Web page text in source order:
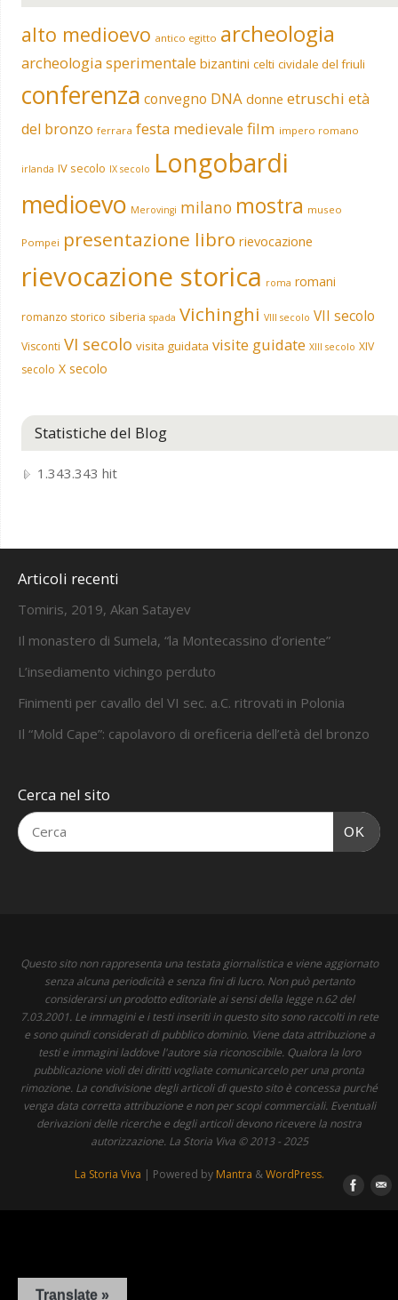
alto medioevo antico egitto archeologia
archeologia sperimentale bizantini celti cividale del friuli
conferenza convegno DNA donne etruschi età
del bronzo ferrara festa medievale film impero romano
irlanda IV secolo IX secolo Longobardi
medioevo Merovingi milano mostra museo
Pompei presentazione libro rievocazione
rievocazione storica roma romani
romanzo storico siberia spada Vichinghi VIII secolo VII secolo
Visconti VI secolo visita guidata visite guidate XIII secolo XIV
secolo X secolo
Statistiche del Blog
1.343.343 hit
Articoli recenti
Tomiris, 2019, Akan Satayev
Il monastero di Sumela, “la Montecassino d’oriente”
L’insediamento vichingo perduto
Finimenti per cavallo del VI sec. a.C. ritrovati in Polonia
Il “Mold Cape”: capolavoro di oreficeria dell’età del bronzo
Cerca nel sito
OK
Questo sito non rappresenta una testata giornalistica e viene aggiornato
senza alcuna periodicità e senza fini di lucro. Non può pertanto
considerarsi un prodotto editoriale ai sensi della legge n.62 del
7.03.2001. Le immagini e i testi inseriti in questo sito sono raccolti in rete
e sono quindi considerati di pubblico dominio. Viene data attribuzione a
testi e immagini laddove l'autore sia riconoscibile. Qualora la loro
pubblicazione violi dei diritti vogliate comunicarcelo per una pronta
rimozione. La condivisione degli articoli di questo sito è concessa purché
venga data corretta attribuzione e non per scopi commerciali. Eventuali
derivazioni delle ricerche e degli articoli devono ricevere la nostra
autorizzazione. La Storia Viva © 2013 - 2025
La Storia Viva | Powered by Mantra &WordPress.
Translate »